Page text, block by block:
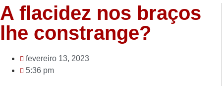
A flacidez nos braços
lhe constrange?
fevereiro 13, 2023
5:36 pm